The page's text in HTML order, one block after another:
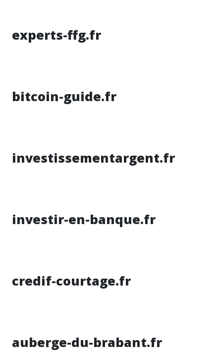
experts-ffg.fr
bitcoin-guide.fr
investissementargent.fr
investir-en-banque.fr
credif-courtage.fr
auberge-du-brabant.fr